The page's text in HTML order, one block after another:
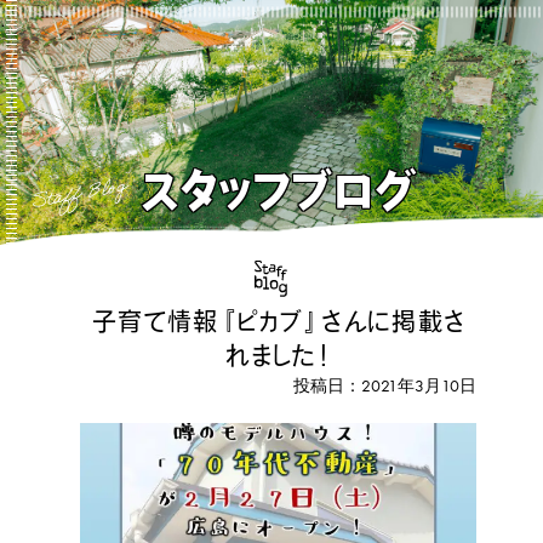
Staff Blog スタッフブログ
子育て情報『ピカブ』さんに掲載さ
れました！
投稿日：2021年3月10日